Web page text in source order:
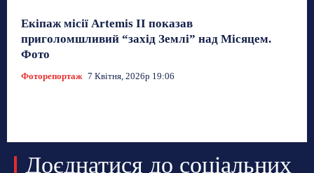
Екіпаж місії Artemis II показав
приголомшливий “захід Землі” над Місяцем.
Фото
Фоторепортаж 7 Квітня, 2026р 19:06
Доєднатися до соціальних